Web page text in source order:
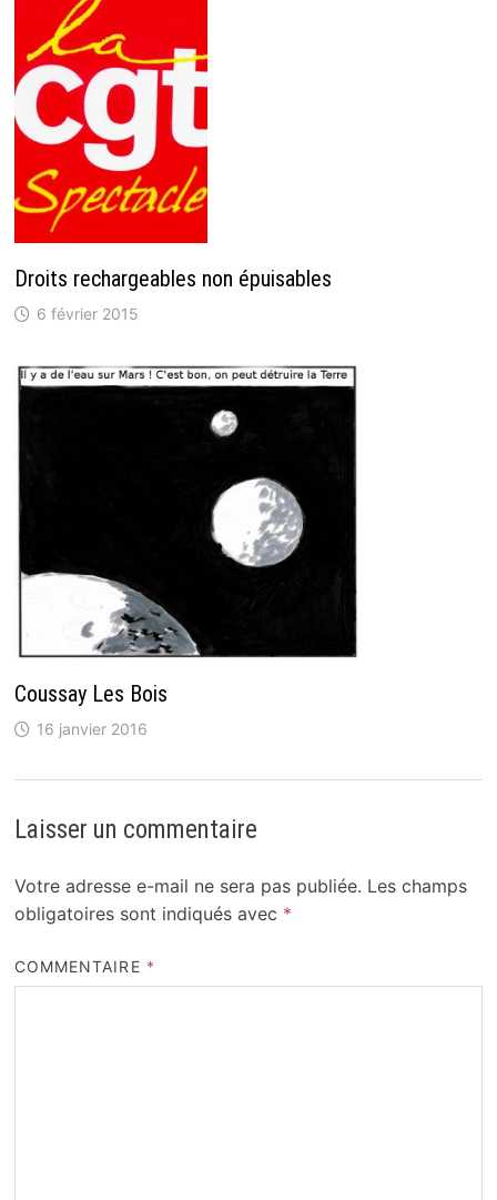
Droits rechargeables non épuisables
6 février 2015
Coussay Les Bois
16 janvier 2016
Laisser un commentaire
Votre adresse e-mail ne sera pas publiée. Les champs
obligatoires sont indiqués avec *
COMMENTAIRE *